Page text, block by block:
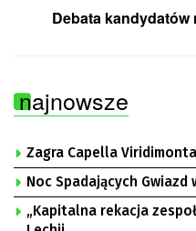
Debata
najnowsze
Zagra Capella
Noc Spadających Gwiazd
„Kapitalna rekacja